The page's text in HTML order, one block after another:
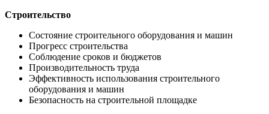
Строительство
Состояние строительного оборудования и машин
Прогресс строительства
Соблюдение сроков и бюджетов
Производительность труда
Эффективность использования строительного
оборудования и машин
Безопасность на строительной площадке